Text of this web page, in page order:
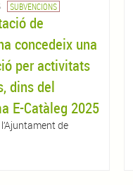
SUBVENCIONS
de
concedeix una
per activitats
dins del
E-Catàleg 2025
de